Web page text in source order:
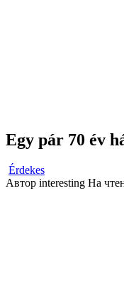
Egy pár 70 év
Érdekes
Автор interesting На